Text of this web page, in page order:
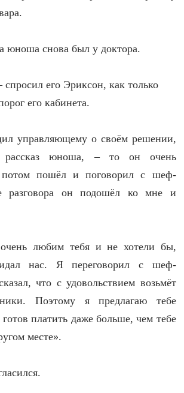
юноша снова был у доктора.
спросил его Эриксон, как только
его кабинета.
управляющему о своём решении,
юноша, – то он очень
потом пошёл и поговорил с шеф-
разговора он подошёл ко мне и
любим тебя и не хотели бы,
нас. Я переговорил с шеф-
что с удовольствием возьмёт
Поэтому я предлагаю тебе
готов платить даже больше, чем тебе
месте».